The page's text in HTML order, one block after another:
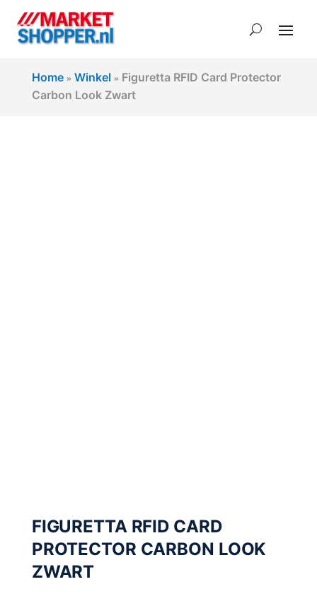
Home» Winkel » Figuretta RFID Card Protector
Carbon Look Zwart
FIGURETTA RFID CARD
PROTECTOR CARBON LOOK
ZWART